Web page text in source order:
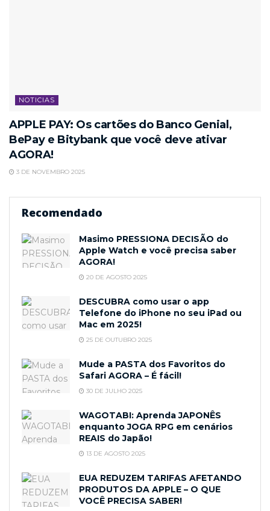
NOTICIAS
APPLE PAY: Os cartões do Banco Genial,
BePay e Bitybank que você deve ativar
AGORA!
3 DE NOVEMBRO 2025
Recomendado
Masimo PRESSIONA DECISÃO do
Apple Watch e você precisa saber
AGORA!
20 DE AGOSTO 2025
DESCUBRA como usar o app
Telefone do iPhone no seu iPad ou
Mac em 2025!
25 DE OUTUBRO 2025
Mude a PASTA dos Favoritos do
Safari AGORA – É fácil!
30 DE JULHO 2025
WAGOTABI: Aprenda JAPONÊS
enquanto JOGA RPG em cenários
REAIS do Japão!
13 DE AGOSTO 2025
EUA REDUZEM TARIFAS AFETANDO
PRODUTOS DA APPLE – O QUE
VOCÊ PRECISA SABER!